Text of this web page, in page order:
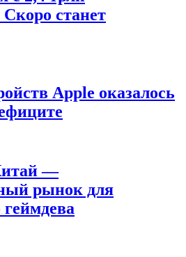
станет
Apple оказалось
—
рынок для
геймдева